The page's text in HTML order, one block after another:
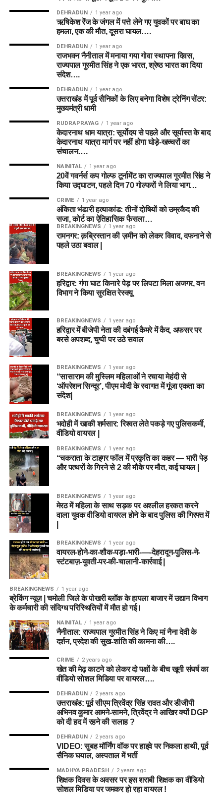
DEHRADUN 1 year ago
ऋषिकेश रेंज के जंगल में पत्ते लेने गए युवकों पर बाघ का
हमला, एक की मौत, दूसरा घायल….
DEHRADUN 1 year ago
राजभवन नैनीताल में मनाया गया गोवा स्थापना दिवस,
राज्यपाल गुरमीत सिंह ने एक भारत, श्रेष्ठ भारत का दिया
संदेश….
DEHRADUN 1 year ago
उत्तराखंड में पूर्व सैनिकों के लिए बनेगा विशेष ट्रेनिंग सेंटर:
मुख्यमंत्री धामी
RUDRAPRAYAG 1 year ago
केदारनाथ धाम यात्रा: सूर्योदय से पहले और सूर्यास्त के बाद
केदारनाथ यात्रा मार्ग पर नहीं होगा घोड़े-खच्चरों का
संचालन….
NAINITAL 1 year ago
20वें गवर्नर्स कप गोल्फ टूर्नामेंट का राज्यपाल गुरमीत सिंह ने
किया उद्घाटन, पहले दिन 70 गोल्फरों ने लिया भाग…
CRIME 1 year ago
अंकिता भंडारी हत्याकांड: तीनों दोषियों को उम्रकैद की
सजा, कोर्ट का ऐतिहासिक फैसला…
BREAKINGNEWS 1 year ago
रामनगर: क़ब्रिस्तान की ज़मीन को लेकर विवाद, दफनाने से
पहले उठा बवाल |
BREAKINGNEWS 1 year ago
हरिद्वार: गंगा घाट किनारे पेड़ पर लिपटा मिला अजगर, वन
विभाग ने किया सुरक्षित रेस्क्यू
BREAKINGNEWS 1 year ago
हरिद्वार में बीजेपी नेता की दबंगई कैमरे में कैद, अफसर पर
बरसे अपशब्द, चुप्पी पर उठे सवाल
BREAKINGNEWS 1 year ago
“सासाराम की मुस्लिम महिलाओं ने रचाया मेहंदी से
‘ऑपरेशन सिन्दूर’, पीएम मोदी के स्वागत में गूंजा एकता का
संदेश|
BREAKINGNEWS 1 year ago
भदोही में खाकी शर्मसार: रिश्वत लेते पकड़े गए पुलिसकर्मी,
वीडियो वायरल |
BREAKINGNEWS 1 year ago
“चकराता के टाइगर फॉल में प्रकृति का कहर — भारी पेड़
और पत्थरों के गिरने से 2 की मौके पर मौत, कई घायल |
BREAKINGNEWS 1 year ago
मेरठ में महिला के साथ सड़क पर अश्लील हरकत करने
वाला युवक वीडियो वायरल होने के बाद पुलिस की गिरफ्त में
BREAKINGNEWS 1 year ago
वायरल-होने-का-शौक-पड़ा-भारी-—-देहरादून-पुलिस-ने-
स्टंटबाज़-युवती-पर-की-चालानी-कार्रवाई |
BREAKINGNEWS 1 year ago
ब्रेकिंग न्यूज़ | चमोली जिले के पोखरी ब्लॉक के हापला बाजार में उद्यान विभाग
के कर्मचारी की संदिग्ध परिस्थितियों में मौत हो गई।
NAINITAL 1 year ago
नैनीताल: राज्यपाल गुरमीत सिंह ने किए मां नैना देवी के
दर्शन, प्रदेश की सुख-शांति की कामना की….
CRIME 2 years ago
खेत की मेढ़ काटने को लेकर दो पक्षों के बीच खूनी संघर्ष का
वीडियो सोशल मिडिया पर वायरल….
DEHRADUN 2 years ago
उत्तराखंड: पूर्व सीएम त्रिवेंद्र सिंह रावत और डीजीपी
अभिनव कुमार आमने-सामने, त्रिवेंद्र ने आखिर क्यों DGP
को दी हद में रहने की सलाह ?
DEHRADUN 2 years ago
VIDEO: सुबह मॉर्निंग वॉक पर हाइवे पर निकला हाथी, पूर्व
सैनिक घयाल, अस्पताल में भर्ती
MADHYA PRADESH 2 years ago
शिक्षक दिवस के अवसर पर इस शराबी शिक्षक का वीडियो
सोशल मिडिया पर जमकर हो रहा वायरल !